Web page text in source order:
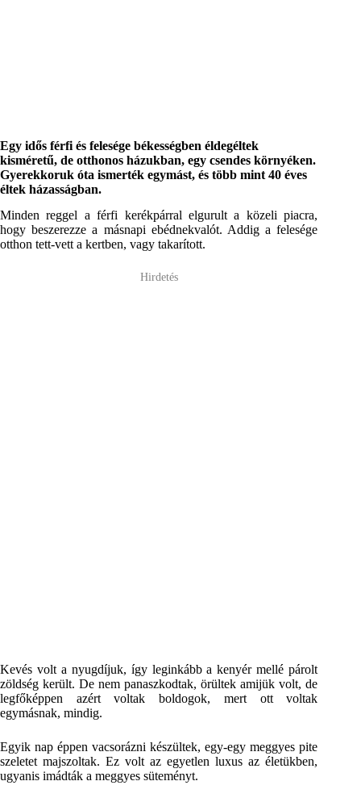
Egy idős férfi és felesége békességben éldegéltek
kisméretű, de otthonos házukban, egy csendes környéken.
Gyerekkoruk óta ismerték egymást, és több mint 40 éves
éltek házasságban.
Minden reggel a férfi kerékpárral elgurult a közeli piacra,
hogy beszerezze a másnapi ebédnekvalót. Addig a felesége
otthon tett-vett a kertben, vagy takarított.
Hirdetés
Kevés volt a nyugdíjuk, így leginkább a kenyér mellé párolt
zöldség került. De nem panaszkodtak, örültek amijük volt, de
legfőképpen azért voltak boldogok, mert ott voltak
egymásnak, mindig.
Egyik nap éppen vacsorázni készültek, egy-egy meggyes pite
szeletet majszoltak. Ez volt az egyetlen luxus az életükben,
ugyanis imádták a meggyes süteményt.